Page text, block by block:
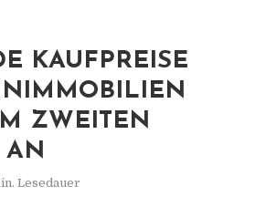
KAUFPREISE
ZWEITEN
AN
Lesedauer